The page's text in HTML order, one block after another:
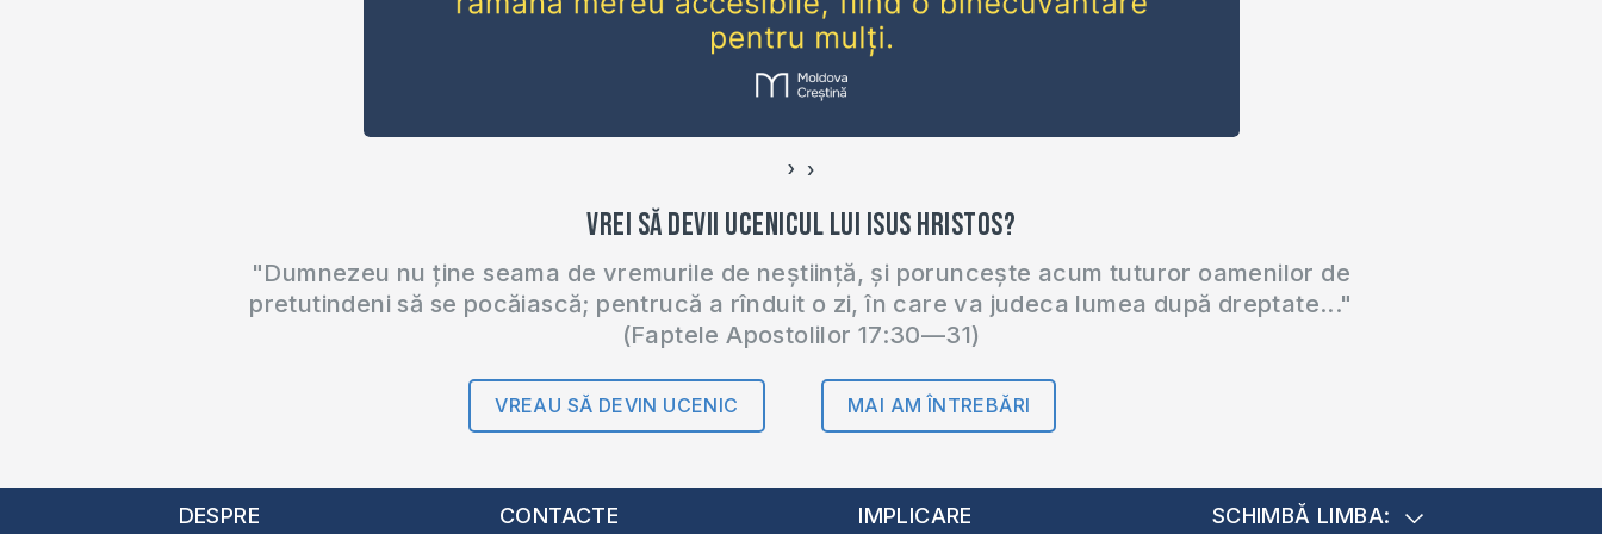
‹ ›
Vrei să devii ucenicul lui Isus Hristos?
"Dumnezeu nu ține seama de vremurile de neștiință, și poruncește acum tuturor oamenilor de
pretutindeni să se pocăiască; pentrucă a rînduit o zi, în care va judeca lumea după dreptate..."
(Faptele Apostolilor 17:30—31)
VREAU SĂ DEVIN UCENIC MAI AM ÎNTREBĂRI
DESPRE CONTACTE IMPLICARE SCHIMBĂ LIMBA: